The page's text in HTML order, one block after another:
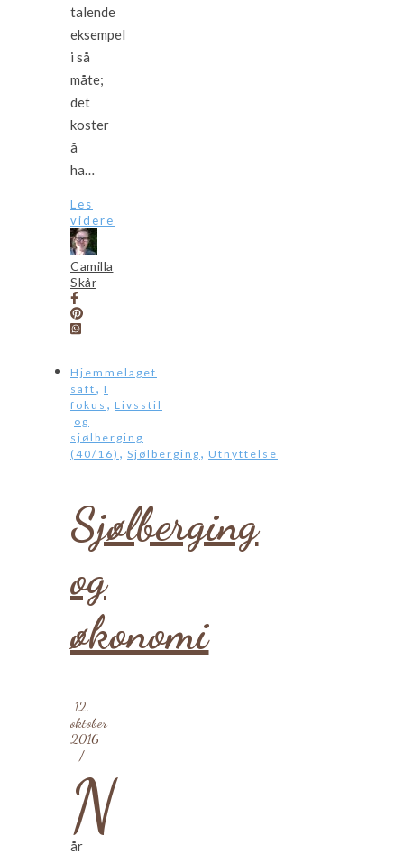
talende
eksempel
i så
måte;
det
koster
å
ha…
Les
videre
Camilla
Skår
Hjemmelaget
saft , I
fokus , Livsstil
og
sjølberging
(40/16) , Sjølberging , Utnyttelse
Sjølberging
og
økonomi
12.
oktober
2016
/
N
år